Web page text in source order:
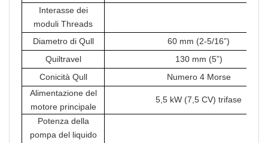
Interasse dei
moduli Threads
Diametro di Qull
60 mm (2-5/16”)
Quiltravel
130 mm (5”)
Conicità Qull
Numero 4 Morse
Alimentazione del
motore principale
5,5 kW (7,5 CV) trifase
Potenza della
pompa del liquido